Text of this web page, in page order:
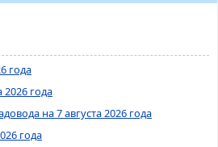
года
2026 года
на 7 августа 2026 года
года